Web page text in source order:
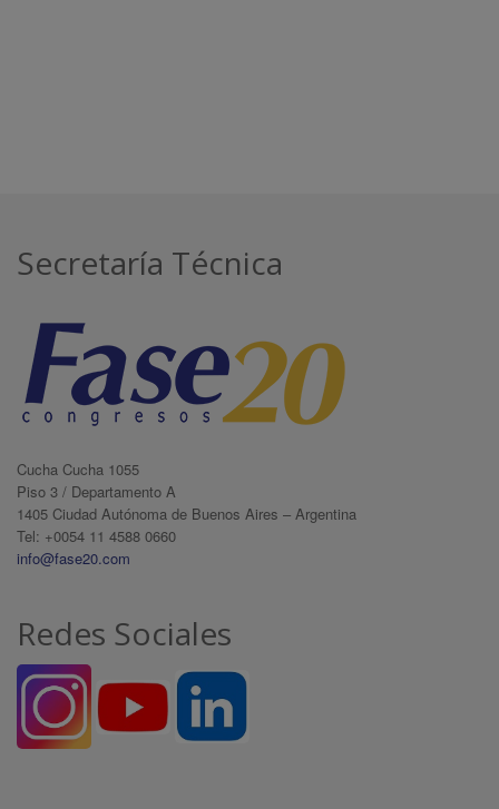
Secretaría Técnica
Cucha Cucha 1055
Piso 3 / Departamento A
1405 Ciudad Autónoma de Buenos Aires – Argentina
Tel: +0054 11 4588 0660
info@fase20.com
Redes Sociales